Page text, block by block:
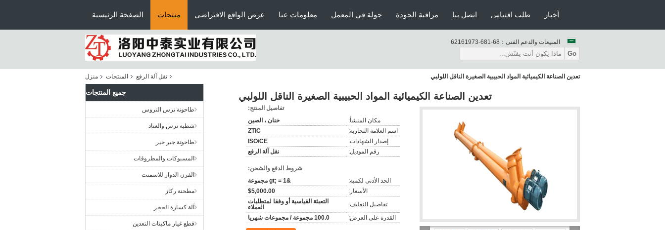
الصفحة الرئيسية منتجات عرض الواقع الافتراضي معلومات عنا جولة في المعمل مراقبة الجودة اتصل بنا طلب اقتباس أخبار
المبيعات والدعم الفنى： 86-186-37916126
Go
منزل المنتجات نقل آلة الرفع تعدين الصناعة الكيميائية المواد الحبيبية الصغيرة الناقل اللولبي
جميع المنتجات
طاحونة ترس التروس
شطبة ترس والعتاد
طاحونة جير جير
المسبوكات والمطروقات
الفرن الدوار للاسمنت
مطحنة ركاز
آلة كسارة الحجر
قطع غيار ماكينات التعدين
تعدين الصناعة الكيميائية المواد الحبيبية الصغيرة الناقل اللولبي
تفاصيل المنتج:
مكان المنشأ:
خنان ، الصين
اسم العلامة التجارية:
ZTIC
إصدار الشهادات:
ISO/CE
رقم الموديل:
نقل آلة الرفع
شروط الدفع والشحن:
الحد الأدنى لكمية:
&gt; = 1 مجموعة
الأسعار:
$5,000.00
تفاصيل التغليف:
التعبئة القياسية أو وفقا لمتطلبات
العملاء
القدرة على العرض:
100.0 مجموعة / مجموعات شهريا